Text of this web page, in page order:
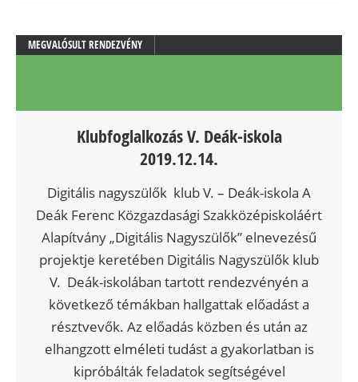
MEGVALÓSULT RENDEZVÉNY
Klubfoglalkozás V. Deák-iskola
2019.12.14.
Digitális nagyszülők klub V. – Deák-iskola A
Deák Ferenc Közgazdasági Szakközépiskoláért
Alapítvány „Digitális Nagyszülők” elnevezésű
projektje keretében Digitális Nagyszülők klub
V. Deák-iskolában tartott rendezvényén a
következő témákban hallgattak előadást a
résztvevők. Az előadás közben és után az
elhangzott elméleti tudást a gyakorlatban is
kipróbálták feladatok segítségével